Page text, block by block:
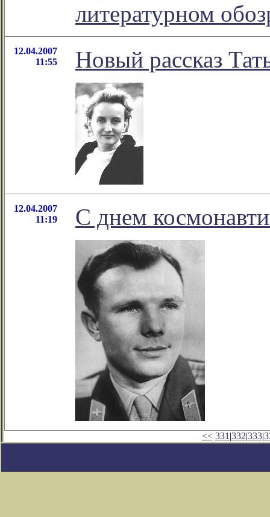
литературном
12.04.2007
11:55
Новый рассказ
12.04.2007
11:19
С днем
<< 331 |332|333|